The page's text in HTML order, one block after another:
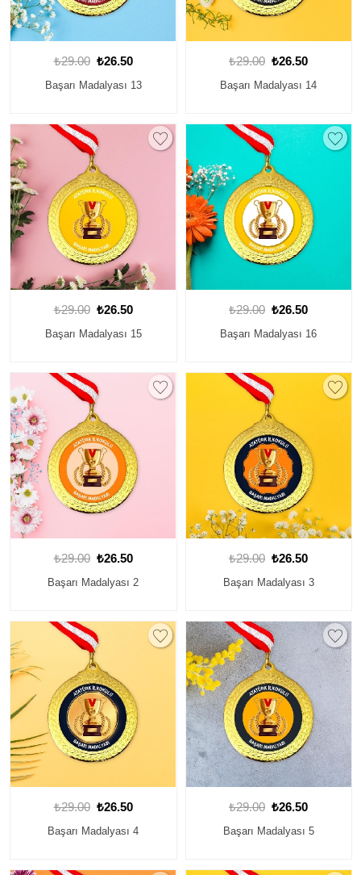
₺29.00 ₺26.50
Başarı Madalyası 13
₺29.00 ₺26.50
Başarı Madalyası 14
₺29.00 ₺26.50
Başarı Madalyası 15
₺29.00 ₺26.50
Başarı Madalyası 16
₺29.00 ₺26.50
Başarı Madalyası 2
₺29.00 ₺26.50
Başarı Madalyası 3
₺29.00 ₺26.50
Başarı Madalyası 4
₺29.00 ₺26.50
Başarı Madalyası 5